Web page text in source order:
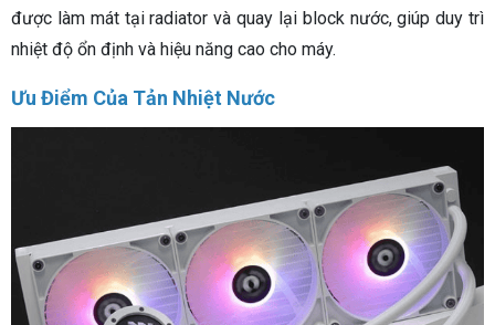
được làm mát tại radiator và quay lại block nước, giúp duy trì
nhiệt độ ổn định và hiệu năng cao cho máy.
Ưu Điểm Của Tản Nhiệt Nước